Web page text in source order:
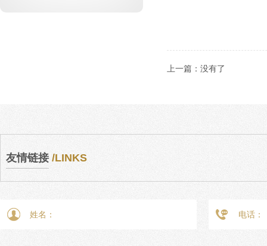
上一篇： 没有了
友情链接 /LINKS